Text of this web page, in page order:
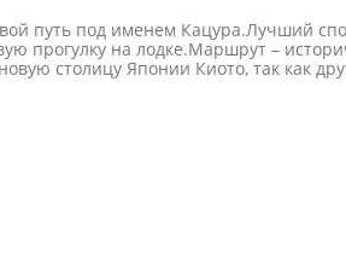
путь под именем Кацура.Лучший
прогулку на лодке.Маршрут –
столицу Японии Киото, так как